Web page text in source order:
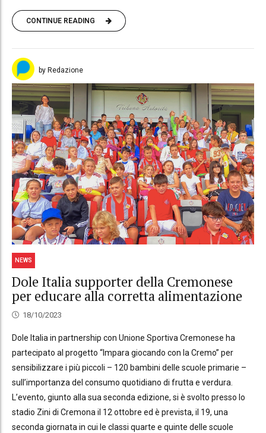
CONTINUE READING
by Redazione
NEWS
Dole Italia supporter della Cremonese
per educare alla corretta alimentazione
18/10/2023
Dole Italia in partnership con Unione Sportiva Cremonese ha
partecipato al progetto “Impara giocando con la Cremo” per
sensibilizzare i più piccoli – 120 bambini delle scuole primarie –
sull’importanza del consumo quotidiano di frutta e verdura.
L’evento, giunto alla sua seconda edizione, si è svolto presso lo
stadio Zini di Cremona il 12 ottobre ed è prevista, il 19, una
seconda giornata in cui le classi quarte e quinte delle scuole